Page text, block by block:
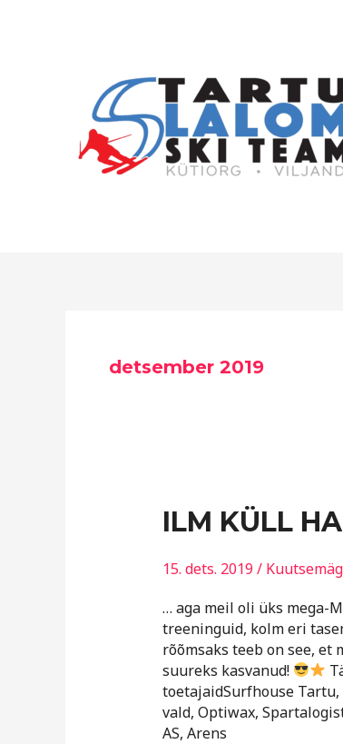
detsember 2019
ILM KÜLL
15. dets. 2019 /
… aga meil oli üks mega-
treeninguid, kolm eri
rõõmsaks teeb on see, et
suureks kasvanud!
toetajaidSurfhouse
vald, Optiwax,
AS, Arens
ILM
KÜLL
JA
SOMBUNE…